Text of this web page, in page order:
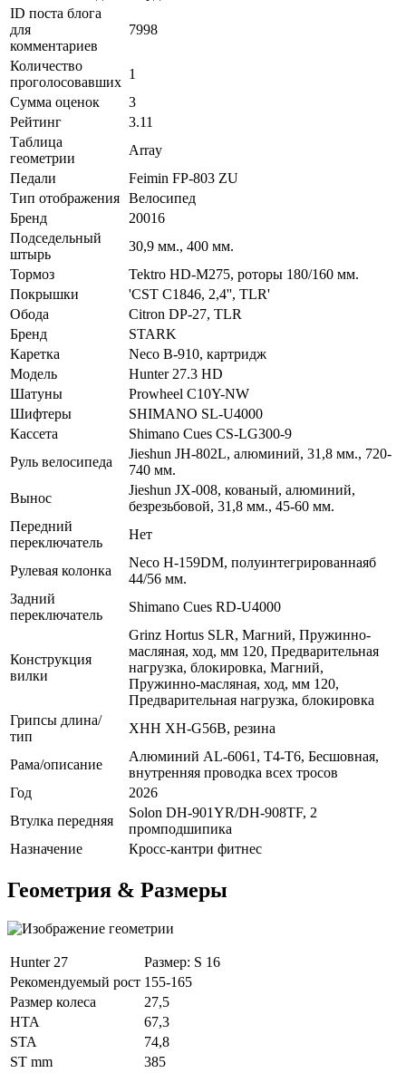
ID поста блога
для
комментариев
7998
Количество
проголосовавших
1
Сумма оценок
3
Рейтинг
3.11
Таблица
геометрии
Array
Педали
Feimin FP-803 ZU
Тип отображения Велосипед
Бренд
20016
Подседельный
штырь
30,9 мм., 400 мм.
Тормоз
Tektro HD-M275, роторы 180/160 мм.
Покрышки
'CST C1846, 2,4'', TLR'
Обода
Citron DP-27, TLR
Бренд
STARK
Каретка
Neco B-910, картридж
Модель
Hunter 27.3 HD
Шатуны
Prowheel C10Y-NW
Шифтеры
SHIMANO SL-U4000
Кассета
Shimano Cues CS-LG300-9
Руль велосипеда
Jieshun JH-802L, алюминий, 31,8 мм., 720-
740 мм.
Вынос
Jieshun JX-008, кованый, алюминий,
безрезьбовой, 31,8 мм., 45-60 мм.
Передний
переключатель
Нет
Рулевая колонка
Neco H-159DM, полуинтегрированнаяб
44/56 мм.
Задний
переключатель
Shimano Cues RD-U4000
Конструкция
вилки
Grinz Hortus SLR, Магний, Пружинно-
масляная, ход, мм 120, Предварительная
нагрузка, блокировка, Магний,
Пружинно-масляная, ход, мм 120,
Предварительная нагрузка, блокировка
Грипсы длина/
тип
XHH XH-G56B, резина
Рама/описание
Алюминий AL-6061, T4-T6, Бесшовная,
внутренняя проводка всех тросов
Год
2026
Втулка передняя
Solon DH-901YR/DH-908TF, 2
промподшипика
Назначение
Кросс-кантри фитнес
Геометрия & Размеры
Hunter 27
Размер: S 16
Рекомендуемый рост 155-165
Размер колеса
27,5
HTA
67,3
STA
74,8
ST mm
385